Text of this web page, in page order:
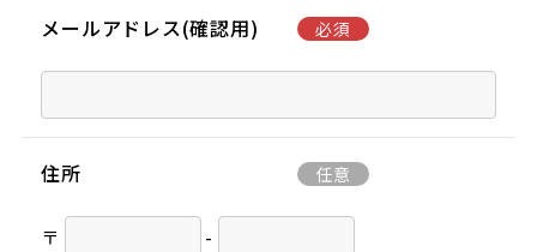
メールアドレス(確認用) 必須
住所 任意
〒 -